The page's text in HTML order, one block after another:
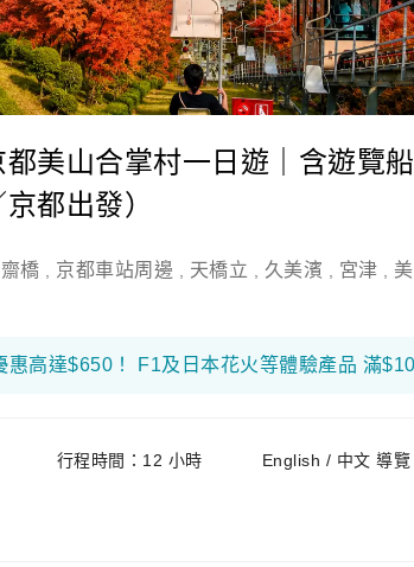
都美山合掌村一日遊｜含遊覽
都出發）
橋 京都車站周邊 天橋立 久美濱 宮津
行程時間：12 小時 English / 中文 導覽